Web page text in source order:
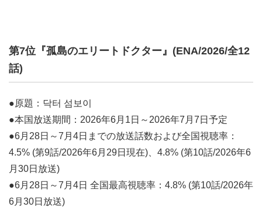
第7位『孤島のエリートドクター』(ENA/2026/全12
話)
●原題：닥터 섬보이
●本国放送期間：2026年6月1日～2026年7月7日予定
●6月28日～7月4日までの放送話数および全国視聴率：
4.5% (第9話/2026年6月29日現在)、4.8% (第10話/2026年6
月30日放送)
●6月28日～7月4日 全国最高視聴率：4.8% (第10話/2026年
6月30日放送)